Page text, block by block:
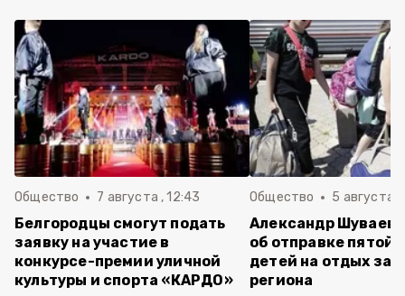
Общество 7 августа , 12:43
Белгородцы смогут подать
заявку на участие в
конкурсе-премии уличной
культуры и спорта «КАРДО»
Общество 5 августа ,
Александр Шуваев
об отправке пятой
детей на отдых за
региона